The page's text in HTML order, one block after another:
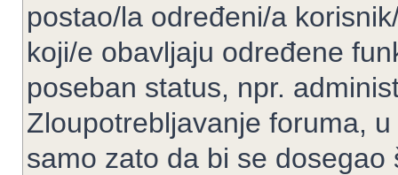
postao/la određeni/a
koji/e obavljaju određene
poseban status, npr.
Zloupotrebljavanje foruma,
samo zato da bi se